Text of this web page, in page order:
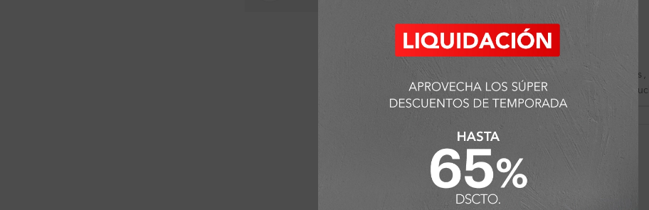
Sin existencias
SKU:
Ambientes ,
Cabezas de ducha
Detalles y Material